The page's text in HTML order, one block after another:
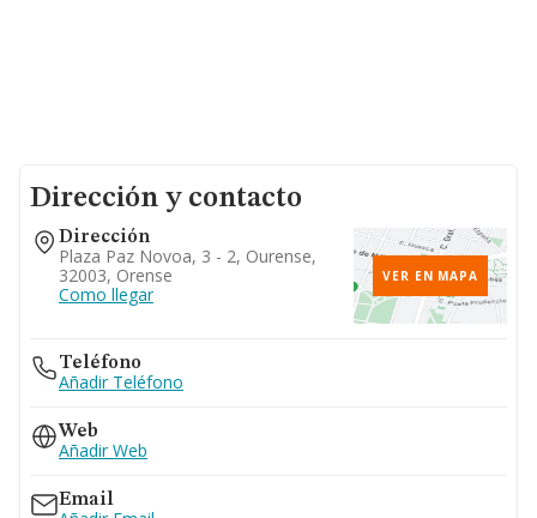
Dirección y contacto
Dirección
Plaza Paz Novoa, 3 - 2, Ourense,
32003, Orense
Como llegar
VER EN MAPA
Teléfono
Añadir Teléfono
Web
Añadir Web
Email